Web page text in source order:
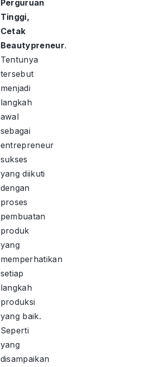
Perguruan
Tinggi,
Cetak
Beautypreneur.
Tentunya
tersebut
menjadi
langkah
awal
sebagai
entrepreneur
sukses
yang diikuti
dengan
proses
pembuatan
produk
yang
memperhatikan
setiap
langkah
produksi
yang baik.
Seperti
yang
disampaikan